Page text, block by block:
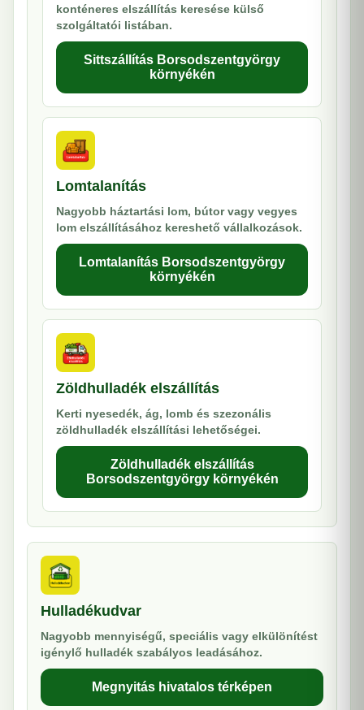
konténeres elszállítás keresése külső
szolgáltatói listában.
Sittszállítás Borsodszentgyörgy
környékén
Lomtalanítás
Nagyobb háztartási lom, bútor vagy vegyes
lom elszállításához kereshető vállalkozások.
Lomtalanítás Borsodszentgyörgy
környékén
Zöldhulladék elszállítás
Kerti nyesedék, ág, lomb és szezonális
zöldhulladék elszállítási lehetőségei.
Zöldhulladék elszállítás
Borsodszentgyörgy környékén
Hulladékudvar
Nagyobb mennyiségű, speciális vagy elkülönítést
igénylő hulladék szabályos leadásához.
Megnyitás hivatalos térképen